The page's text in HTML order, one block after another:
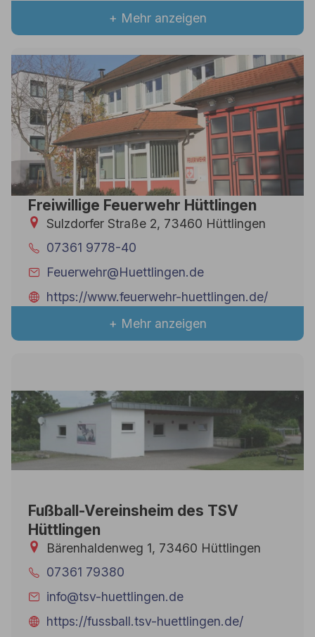
+ Mehr anzeigen
Freiwillige Feuerwehr Hüttlingen
Sulzdorfer Straße 2, 73460 Hüttlingen
07361 9778-40
Feuerwehr@Huettlingen.de
https://www.feuerwehr-huettlingen.de/
+ Mehr anzeigen
Fußball-Vereinsheim des TSV
Hüttlingen
Bärenhaldenweg 1, 73460 Hüttlingen
07361 79380
info@tsv-huettlingen.de
https://fussball.tsv-huettlingen.de/